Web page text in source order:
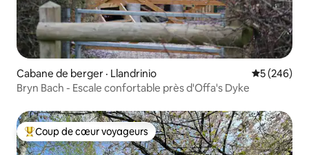
Cabane de berger · Llandrinio Note
5 (246)
Bryn Bach - Escale confortable près d'Offa's Dyke
Coup de cœur voyageurs parmi les plus aimés
Coup de cœur voyageurs